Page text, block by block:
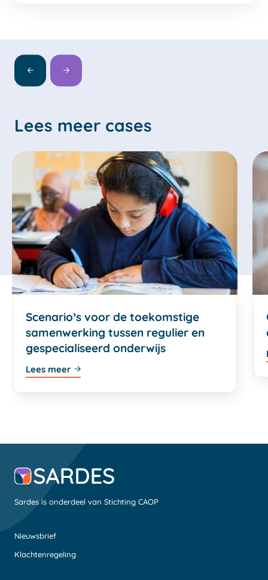
Lees meer cases
Scenario’s voor de toekomstige
samenwerking tussen regulier en
gespecialiseerd onderwijs
Lees meer
Sardes is onderdeel van Stichting CAOP
Nieuwsbrief
Klachtenregeling